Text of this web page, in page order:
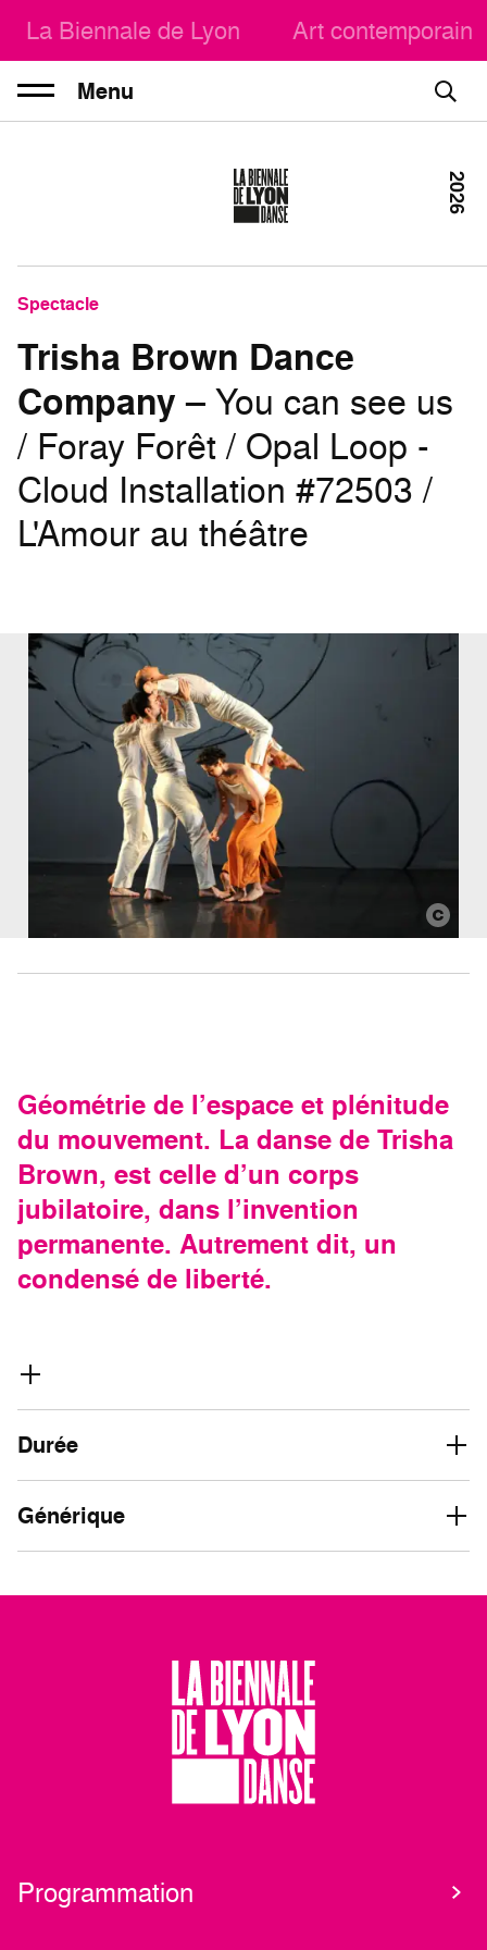
La Biennale de Lyon Art contemporain
Menu
Spectacle
Trisha Brown Dance
Company – You can see us
/ Foray Forêt / Opal Loop -
Cloud Installation #72503 /
L'Amour au théâtre
2026
Géométrie de l’espace et plénitude
du mouvement. La danse de Trisha
Brown, est celle d’un corps
jubilatoire, dans l’invention
permanente. Autrement dit, un
condensé de liberté.
Durée
Générique
Programmation